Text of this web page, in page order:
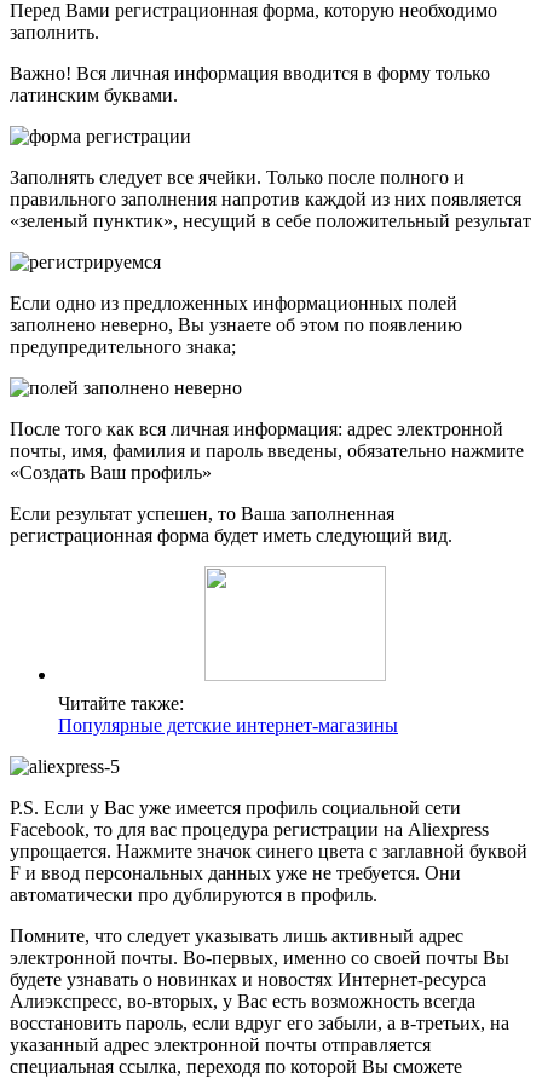
Перед Вами регистрационная форма, которую необходимо
заполнить.
Важно! Вся личная информация вводится в форму только
латинским буквами.
Заполнять следует все ячейки. Только после полного и
правильного заполнения напротив каждой из них появляется
«зеленый пунктик», несущий в себе положительный результат
Если одно из предложенных информационных полей
заполнено неверно, Вы узнаете об этом по появлению
предупредительного знака;
После того как вся личная информация: адрес электронной
почты, имя, фамилия и пароль введены, обязательно нажмите
«Создать Ваш профиль»
Если результат успешен, то Ваша заполненная
регистрационная форма будет иметь следующий вид.
Читайте также:
Популярные детские интернет-магазины
P.S. Если у Вас уже имеется профиль социальной сети
Facebook, то для вас процедура регистрации на Аliexpress
упрощается. Нажмите значок синего цвета с заглавной буквой
F и ввод персональных данных уже не требуется. Они
автоматически про дублируются в профиль.
Помните, что следует указывать лишь активный адрес
электронной почты. Во-первых, именно со своей почты Вы
будете узнавать о новинках и новостях Интернет-ресурса
Алиэкспресс, во-вторых, у Вас есть возможность всегда
восстановить пароль, если вдруг его забыли, а в-третьих, на
указанный адрес электронной почты отправляется
специальная ссылка, переходя по которой Вы сможете